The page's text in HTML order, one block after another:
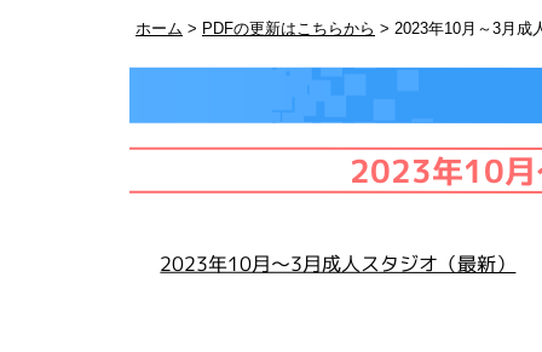
ホーム > PDFの更新はこちらから > 2023年10月～3月成
2023年10月
2023年10月～3月成人スタジオ（最新）